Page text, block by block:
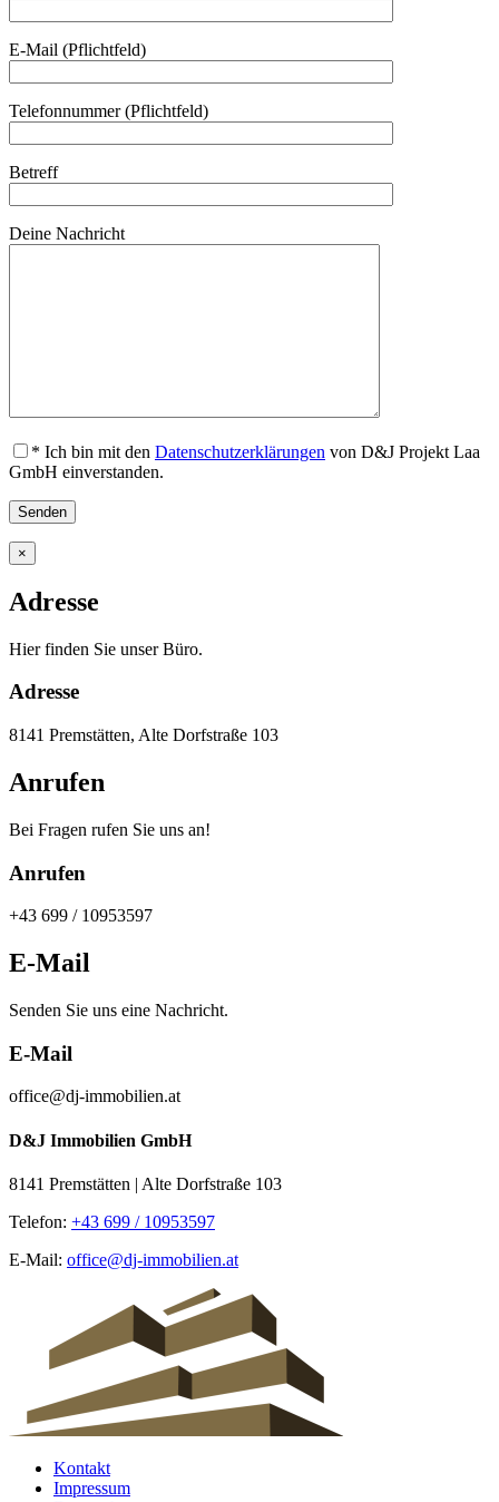
E-Mail (Pflichtfeld)
Telefonnummer (Pflichtfeld)
Betreff
Deine Nachricht
* Ich bin mit den Datenschutzerklärungen von D&J Projekt Laa
GmbH einverstanden.
×
Adresse
Hier finden Sie unser Büro.
Adresse
8141 Premstätten, Alte Dorfstraße 103
Anrufen
Bei Fragen rufen Sie uns an!
Anrufen
+43 699 / 10953597
E-Mail
Senden Sie uns eine Nachricht.
E-Mail
office@dj-immobilien.at
D&J Immobilien GmbH
8141 Premstätten | Alte Dorfstraße 103
Telefon: +43 699 / 10953597
E-Mail: office@dj-immobilien.at
Kontakt
Impressum